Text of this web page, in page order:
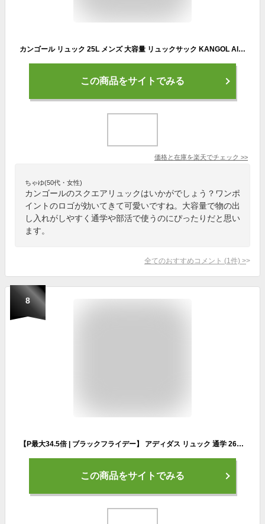
カンゴール リュック 25L メンズ 大容量 リュックサック KANGOL Alterna オルタナ 250-1291 デイパック バックパック スクエアリュック レディース 男女兼用 学生 大学生 高校生 中学生 B4 A4 PC収納 通勤 通学 旅行 軽量 抗菌 防臭 ブランド オシャレ カジュアル 人気
この商品をサイトでみる
価格と在庫を楽天でチェック >>
ちゃゆ(50代・女性)
カンゴールのスクエアリュックはいかがでしょう？ワンポ
イントのロゴが効いてきて可愛いですね。大容量で物の出
し入れがしやすく通学や部活で使うのにぴったりだと思い
ます。
全てのおすすめコメント (1 件) >
8
【P最大34.5倍 | ブラックフライデー】 アディダス リュック 通学 26L B4 adidas 女子 男子 ボックス型 リュックサック メンズ レディース 中学生 高校生 女子高生 ボックスリュック スポーツリュック 通学リュック スポーツ 小さめ スクエア 67921
この商品をサイトでみる